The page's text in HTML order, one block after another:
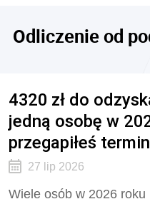
Odliczenie od
4320 zł do
jedną osobę w
przegapiłeś
27 lip 2026
Wiele osób w 2026 roku